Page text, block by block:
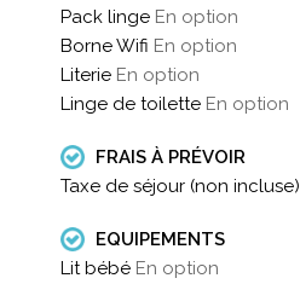
Pack linge En option
Borne Wifi En option
Literie En option
Linge de toilette En option
FRAIS À PRÉVOIR
Taxe de séjour (non incluse)
EQUIPEMENTS
Lit bébé En option